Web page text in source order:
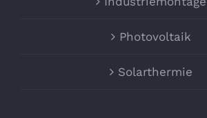
Photovoltaik
Solarthermie